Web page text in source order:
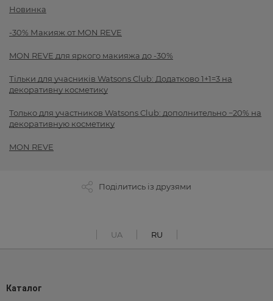
Новинка
-30% Макияж от MON REVE
MON REVE для яркого макияжа до -30%
Тільки для учасників Watsons Club: Додатково 1+1=3 на
декоративну косметику
Только для участников Watsons Club: дополнительно −20% на
декоративную косметику
MON REVE
Поділитись із друзями
UA RU
Каталог